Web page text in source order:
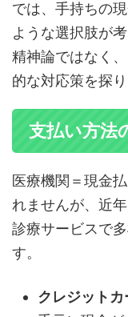
では、手持ちの
ような選択肢が
精神論ではなく
的な対応策を探り
支払い方法
医療機関＝現金
れませんが、近
診療サービスで
す。
クレジット